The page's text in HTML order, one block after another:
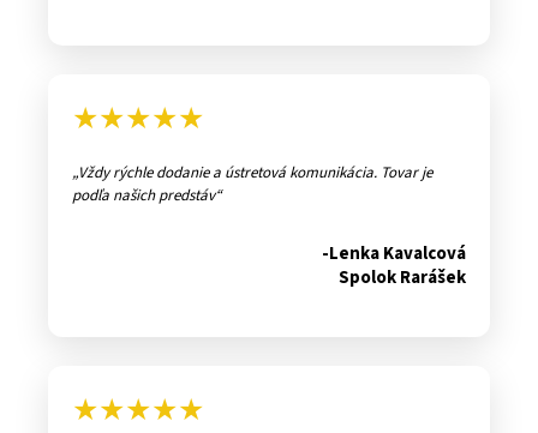
★★★★★
Vždy rýchle dodanie a ústretová komunikácia. Tovar je
podľa našich predstáv
-Lenka Kavalcová
Spolok Rarášek
★★★★★